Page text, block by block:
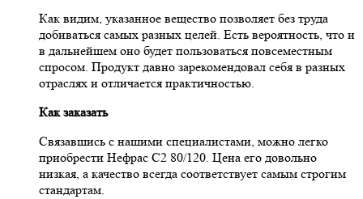
Как видим, указанное вещество позволяет без труда
добиваться самых разных целей. Есть вероятность, что и
в дальнейшем оно будет пользоваться повсеместным
спросом. Продукт давно зарекомендовал себя в разных
отраслях и отличается практичностью.
Как заказать
Связавшись с нашими специалистами, можно легко
приобрести Нефрас С2 80/120. Цена его довольно
низкая, а качество всегда соответствует самым строгим
стандартам.